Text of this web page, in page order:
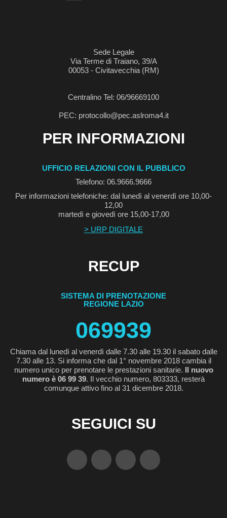
Sede Legale
Via Terme di Traiano, 39/A
00053 - Civitavecchia (RM)
Centralino Tel: 06/96669100
PEC: protocollo@pec.aslroma4.it
PER INFORMAZIONI
UFFICIO RELAZIONI CON IL PUBBLICO
Telefono: 06.9666.9666
Per informazioni telefoniche: dal lunedì al venerdì ore 10,00-
12,00
martedì e giovedì ore 15,00-17,00
> URP DIGITALE
RECUP
SISTEMA DI PRENOTAZIONE
REGIONE LAZIO
069939
Chiama dal lunedì al venerdì dalle 7.30 alle 19.30 il sabato dalle
7.30 alle 13. Si informa che dal 1° novembre 2018 cambia il
numero unico per prenotare le prestazioni sanitarie. Il nuovo
numero è 06 99 39. Il vecchio numero, 803333, resterà
comunque attivo fino al 31 dicembre 2018.
SEGUICI SU